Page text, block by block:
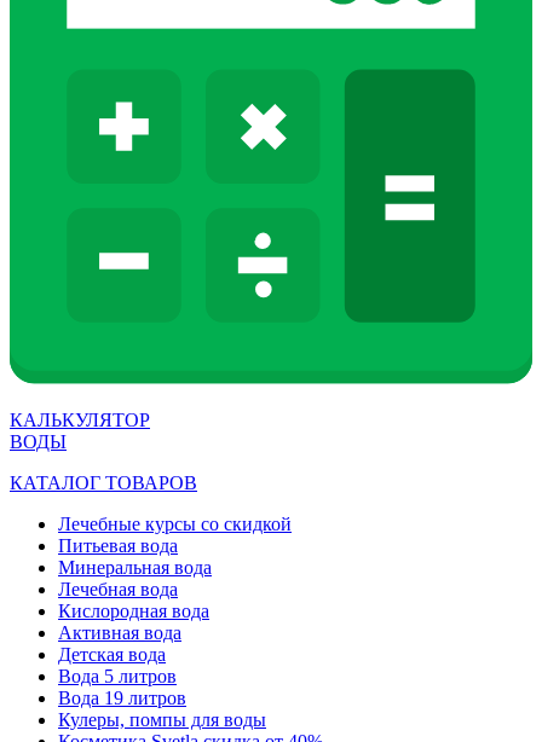
КАЛЬКУЛЯТОР
ВОДЫ
КАТАЛОГ ТОВАРОВ
Лечебные курсы со скидкой
Питьевая вода
Минеральная вода
Лечебная вода
Кислородная вода
Активная вода
Детская вода
Вода 5 литров
Вода 19 литров
Кулеры, помпы для воды